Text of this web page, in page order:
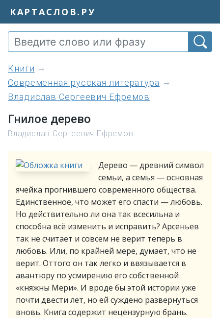
КАРТАСЛОВ.РУ
книги
Современная русская литература
Владислав Сергеевич Ефремов
Гнилое дерево
Владислав Сергеевич Ефремов
Дерево — древний символ
семьи, а семья — основная
ячейка прогнившего современного общества.
Единственное, что может его спасти — любовь.
Но действительно ли она так всесильна и
способна всё изменить и исправить? Арсеньев
так не считает и совсем не верит теперь в
любовь. Или, по крайней мере, думает, что не
верит. Оттого он так легко и ввязывается в
авантюру по усмирению его собственной
«княжны Мери». И вроде бы этой истории уже
почти двести лет, но ей суждено развернуться
вновь. Книга содержит нецензурную брань.